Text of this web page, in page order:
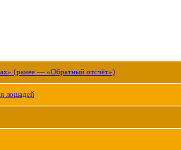
(ранее — «Обратный отсчёт»)
лошадей